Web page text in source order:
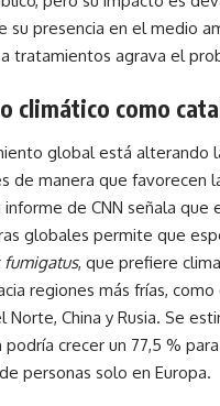
su presencia en el medio
tratamientos agrava el
climático como
global está alterando
de manera que favorecen
informe de CNN señala que
globales permite que
, que prefiere
regiones más frías,
Norte, China y Rusia. Se
crecer un 77,5 %
personas solo en Europa.